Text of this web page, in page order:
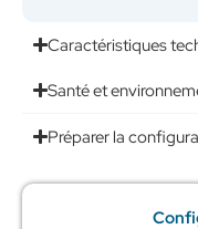
Caractéristiques
Santé et
Préparer la